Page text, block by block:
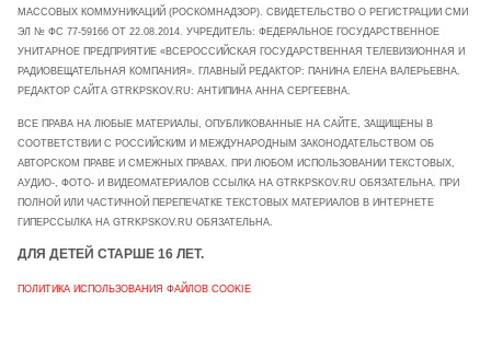
МАССОВЫХ КОММУНИКАЦИЙ (РОСКОМНАДЗОР). СВИДЕТЕЛЬСТВО О РЕГИСТРАЦИИ СМИ
ЭЛ № ФС 77-59166 ОТ 22.08.2014. УЧРЕДИТЕЛЬ: ФЕДЕРАЛЬНОЕ ГОСУДАРСТВЕННОЕ
УНИТАРНОЕ ПРЕДПРИЯТИЕ «ВСЕРОССИЙСКАЯ ГОСУДАРСТВЕННАЯ ТЕЛЕВИЗИОННАЯ И
РАДИОВЕЩАТЕЛЬНАЯ КОМПАНИЯ». ГЛАВНЫЙ РЕДАКТОР: ПАНИНА ЕЛЕНА ВАЛЕРЬЕВНА.
РЕДАКТОР САЙТА GTRKPSKOV.RU: АНТИПИНА АННА СЕРГЕЕВНА.
ВСЕ ПРАВА НА ЛЮБЫЕ МАТЕРИАЛЫ, ОПУБЛИКОВАННЫЕ НА САЙТЕ, ЗАЩИЩЕНЫ В
СООТВЕТСТВИИ С РОССИЙСКИМ И МЕЖДУНАРОДНЫМ ЗАКОНОДАТЕЛЬСТВОМ ОБ
АВТОРСКОМ ПРАВЕ И СМЕЖНЫХ ПРАВАХ. ПРИ ЛЮБОМ ИСПОЛЬЗОВАНИИ ТЕКСТОВЫХ,
АУДИО-, ФОТО- И ВИДЕОМАТЕРИАЛОВ ССЫЛКА НА GTRKPSKOV.RU ОБЯЗАТЕЛЬНА. ПРИ
ПОЛНОЙ ИЛИ ЧАСТИЧНОЙ ПЕРЕПЕЧАТКЕ ТЕКСТОВЫХ МАТЕРИАЛОВ В ИНТЕРНЕТЕ
ГИПЕРССЫЛКА НА GTRKPSKOV.RU ОБЯЗАТЕЛЬНА.
ДЛЯ ДЕТЕЙ СТАРШЕ 16 ЛЕТ.
ПОЛИТИКА ИСПОЛЬЗОВАНИЯ ФАЙЛОВ COOKIE